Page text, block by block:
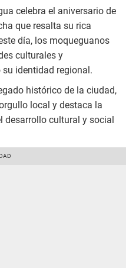
celebra el aniversario de
que resalta su rica
día, los moqueguanos
culturales y
identidad regional.
histórico de la ciudad,
local y destaca la
desarrollo cultural y social